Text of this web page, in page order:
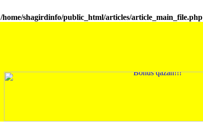
/home/shagirdinfo/public_html/articles/article_main_file.php